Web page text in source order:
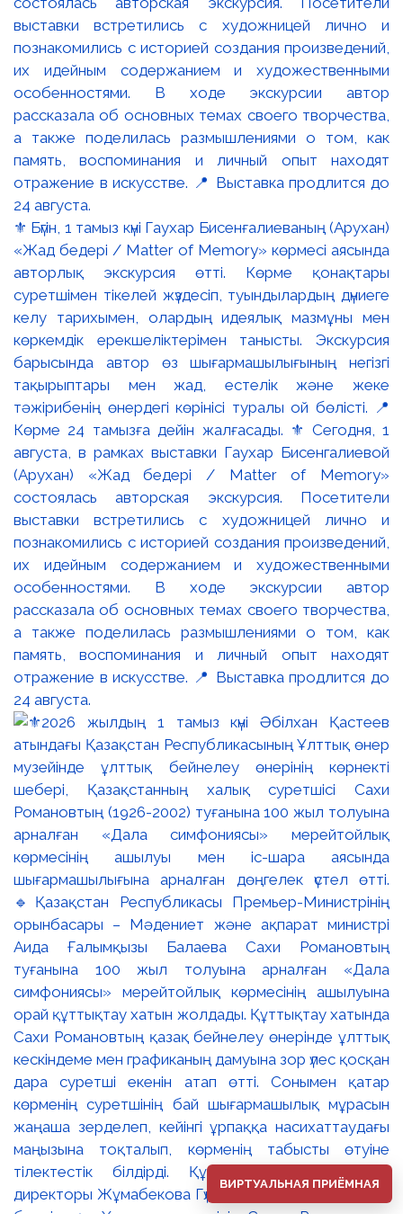
⚜️ Бүгін, 1 тамыз күні Гаухар Бисенғалиеваның (Арухан)
«Жад бедері / Matter of Memory» көрмесі аясында
авторлық экскурсия өтті. Көрме қонақтары
суретшімен тікелей жүздесіп, туындылардың дүниеге
келу тарихымен, олардың идеялық мазмұны мен
көркемдік ерекшеліктерімен танысты. Экскурсия
барысында автор өз шығармашылығының негізгі
тақырыптары мен жад, естелік және жеке
тәжірибенің өнердегі көрінісі туралы ой бөлісті. 📍
Көрме 24 тамызға дейін жалғасады. ⚜️ Сегодня, 1
августа, в рамках выставки Гаухар Бисенгалиевой
(Арухан) «Жад бедері / Matter of Memory»
состоялась авторская экскурсия. Посетители
выставки встретились с художницей лично и
познакомились с историей создания произведений,
их идейным содержанием и художественными
особенностями. В ходе экскурсии автор
рассказала об основных темах своего творчества,
а также поделилась размышлениями о том, как
память, воспоминания и личный опыт находят
отражение в искусстве. 📍 Выставка продлится до
24 августа.
ВИРТУАЛЬНАЯ ПРИЁМНАЯ